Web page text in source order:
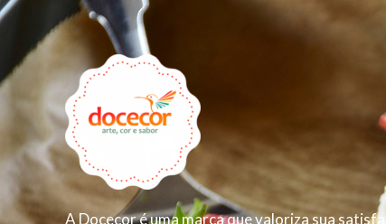
A Docecor é uma marca que valoriza sua